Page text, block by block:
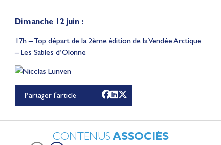
Dimanche 12 juin :
17h – Top départ de la 2ème édition de la Vendée Arctique
– Les Sables d’Olonne
Partager l'article
CONTENUS ASSOCIÉS
Lauriane Nolot en or à
Long Beach, sur le plan
d'eau des Jeux
Olympiques 2028